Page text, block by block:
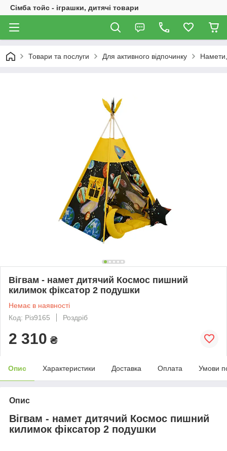
Сімба тойс - іграшки, дитячі товари
Товари та послуги Для активного відпочинку Намети,
Вігвам - намет дитячий Космос пишний
килимок фіксатор 2 подушки
Немає в наявності
Код: Різ9165
Роздріб
2 310 ₴
Опис Характеристики Доставка Оплата Умови
Опис
Вігвам - намет дитячий Космос пишний
килимок фіксатор 2 подушки